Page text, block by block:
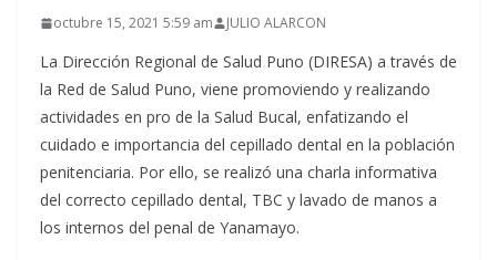
octubre 15, 2021 5:59 am JULIO ALARCON
La Dirección Regional de Salud Puno (DIRESA) a través de
la Red de Salud Puno, viene promoviendo y realizando
actividades en pro de la Salud Bucal, enfatizando el
cuidado e importancia del cepillado dental en la población
penitenciaria. Por ello, se realizó una charla informativa
del correcto cepillado dental, TBC y lavado de manos a
los internos del penal de Yanamayo.